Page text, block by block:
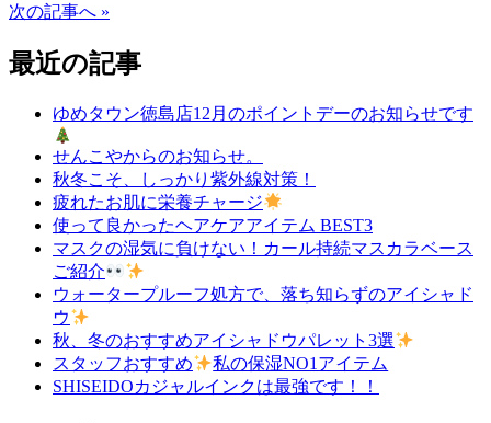
次の記事へ »
最近の記事
ゆめタウン徳島店12月のポイントデーのお知らせです
せんこやからのお知らせ。
秋冬こそ、しっかり紫外線対策！
疲れたお肌に栄養チャージ
使って良かったヘアケアアイテム BEST3
マスクの湿気に負けない！カール持続マスカラベース
ご紹介
ウォータープルーフ処方で、落ち知らずのアイシャド
ウ
秋、冬のおすすめアイシャドウパレット3選
スタッフおすすめ
私の保湿NO1アイテム
SHISEIDOカジャルインクは最強です！！